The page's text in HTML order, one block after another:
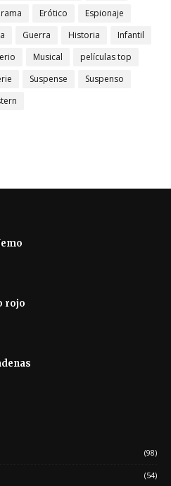
Erótico
Espionaje
Guerra Historia
Infantil
Musical
películas top
Suspense
Suspenso
rojo
(98)
(54)